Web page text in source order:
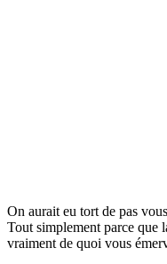
On aurait eu tort de pas
Tout simplement parce que
vraiment de quoi vous